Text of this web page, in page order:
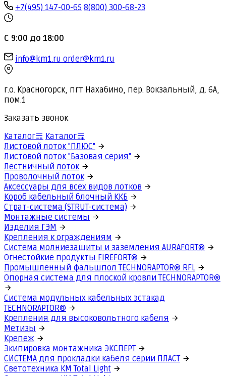
+7(495) 147-00-65 8(800) 300-68-23
С 9:00 до 18:00
info@km1.ru order@km1.ru
г.о. Красногорск, пгт Нахабино, пер. Вокзальный, д. 6А,
пом.1
Заказать звонок
Каталог
Каталог
Листовой лоток "ПЛЮС"
Листовой лоток "Базовая серия"
Лестничный лоток
Проволочный лоток
Аксессуары для всех видов лотков
Короб кабельный блочный ККБ
Страт-система (STRUT-система)
Монтажные системы
Изделия ГЭМ
Крепления к ограждениям
Система молниезащиты и заземления AURAFORT®
Огнестойкие продукты FIREFORT®
Промышленный фальшпол TECHNORAPTOR® RFL
Опорная система для плоской кровли TECHNORAPTOR®
Система модульных кабельных эстакад
TECHNORAPTOR®
Крепления для высоковольтного кабеля
Метизы
Крепеж
Экипировка монтажника ЭКСПЕРТ
СИСТЕМА для прокладки кабеля серии ПЛАСТ
Светотехника КМ Total Light